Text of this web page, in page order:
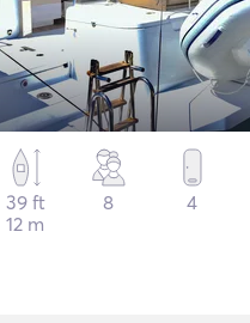
39 ft
12 m
8 4